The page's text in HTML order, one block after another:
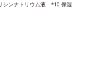
シンナトリウム液 *10 保湿